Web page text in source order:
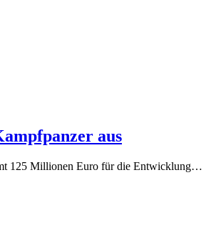
aus
125 Millionen Euro für die Entwicklung…